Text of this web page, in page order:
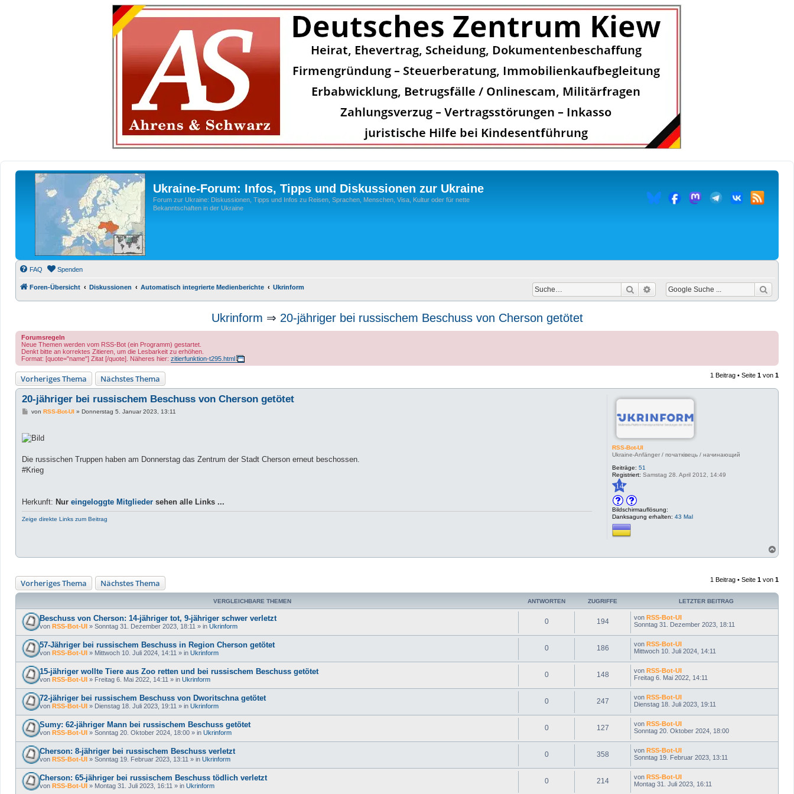
Ukraine-Forum: Infos, Tipps und Diskussionen zur Ukraine
Forum zur Ukraine: Diskussionen, Tipps und Infos zu Reisen, Sprachen, Menschen, Visa, Kultur oder für nette
Bekanntschaften in der Ukraine
FAQ Spenden
Foren-Übersicht Diskussionen Automatisch integrierte Medienberichte Ukrinform Suche Erweiterte Suche
Ukrinform ⇒ 20-jähriger bei russischem Beschuss von Cherson getötet
Forumsregeln
Neue Themen werden vom RSS-Bot (ein Programm) gestartet.
Denkt bitte an korrektes Zitieren, um die Lesbarkeit zu erhöhen.
Format: [quote="name"] Zitat [/quote]. Näheres hier: zitierfunktion-t295.html
Vorheriges Thema Nächstes Thema 1 Beitrag • Seite 1 von 1
RSS-Bot-UI
Ukraine-Anfänger / початківець / начинающий
Beiträge: 51
Registriert: Samstag 28. April 2012, 14:49
14
Bildschirmauflösung:
Danksagung erhalten: 43 Mal
20-jähriger bei russischem Beschuss von Cherson getötet
B
t
r
von RSS-Bot-UI» Donnerstag 5. Januar 2023, 13:11
Die russischen Truppen haben am Donnerstag das Zentrum der Stadt Cherson erneut beschossen.
#Krieg
Herkunft: Nur eingeloggte Mitglieder sehen alle Links ...
Zeige direkte Links zum Beitrag
a
o
e
Vorheriges Thema Nächstes Thema 1 Beitrag • Seite 1 von 1
VERGLEICHBARE THEMEN ANTWORTEN ZUGRIFFE LETZTER BEITRAG
Beschuss von Cherson: 14-jähriger tot, 9-jähriger schwer verletzt
von RSS-Bot-UI » Sonntag 31. Dezember 2023, 18:11 » in Ukrinform
0 194 von RSS-Bot-UI
Sonntag 31. Dezember 2023, 18:11
57-Jähriger bei russischem Beschuss in Region Cherson getötet
von RSS-Bot-UI » Mittwoch 10. Juli 2024, 14:11 » in Ukrinform
0 186 von RSS-Bot-UI
Mittwoch 10. Juli 2024, 14:11
15-jähriger wollte Tiere aus Zoo retten und bei russischem Beschuss getötet
von RSS-Bot-UI » Freitag 6. Mai 2022, 14:11 » in Ukrinform
0 148 von RSS-Bot-UI
Freitag 6. Mai 2022, 14:11
72-jähriger bei russischem Beschuss von Dworitschna getötet
von RSS-Bot-UI » Dienstag 18. Juli 2023, 19:11 » in Ukrinform
0 247 von RSS-Bot-UI
Dienstag 18. Juli 2023, 19:11
Sumy: 62-jähriger Mann bei russischem Beschuss getötet
von RSS-Bot-UI » Sonntag 20. Oktober 2024, 18:00 » in Ukrinform
0 127 von RSS-Bot-UI
Sonntag 20. Oktober 2024, 18:00
Cherson: 8-jähriger bei russischem Beschuss verletzt
von RSS-Bot-UI » Sonntag 19. Februar 2023, 13:11 » in Ukrinform
0 358 von RSS-Bot-UI
Sonntag 19. Februar 2023, 13:11
Cherson: 65-jähriger bei russischem Beschuss tödlich verletzt
von RSS-Bot-UI » Montag 31. Juli 2023, 16:11 » in Ukrinform
0 214 von RSS-Bot-UI
Montag 31. Juli 2023, 16:11